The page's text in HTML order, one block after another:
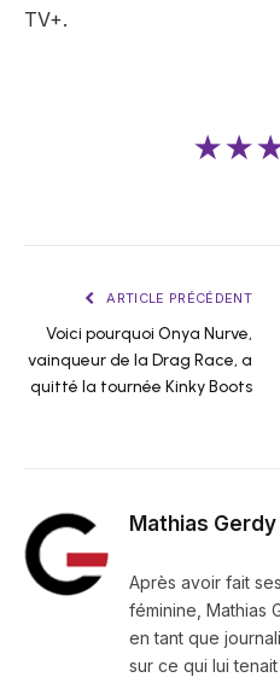
TV+.
ARTICLE PRÉCÉDENT
Voici pourquoi Onya Nurve,
vainqueur de la Drag Race, a
quitté la tournée Kinky Boots
Mathias Gerdy
Après avoir fait
féminine, Mathias
en tant que
sur ce qui lui